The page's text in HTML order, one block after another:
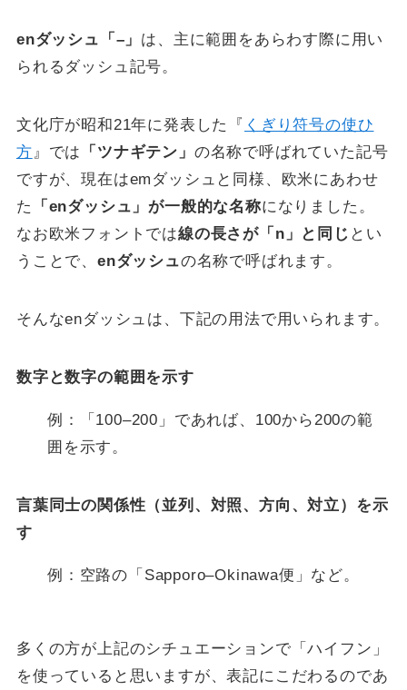
enダッシュ「–」 は、主に範囲をあらわす際に用い
られるダッシュ記号。
文化庁が昭和21年に発表した『 くぎり符号の使ひ
方 』では 「ツナギテン」 の名称で呼ばれていた記号
ですが、現在はemダッシュと同様、欧米にあわせ
た
「enダッシュ」が一般的な名称になりました。
なお欧米フォントでは線の長さが「n」と同じ とい
うことで、 enダッシュの名称で呼ばれます。
そんなenダッシュは、下記の用法で用いられます。
数字と数字の範囲を示す
例：「100–200」であれば、100から200の範
囲を示す。
言葉同士の関係性（並列、対照、方向、対立）を示
す
例：空路の「Sapporo–Okinawa便」など。
多くの方が上記のシチュエーションで「ハイフン」
を使っていると思いますが、表記にこだわるのであ